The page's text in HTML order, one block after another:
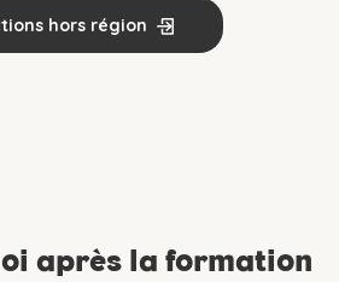
hors région
après la formation